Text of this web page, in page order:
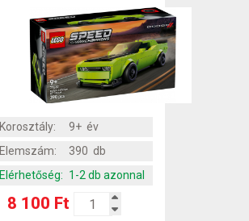
Korosztály:
9+ év
Elemszám:
390 db
Elérhetőség: 1-2 db azonnal
8 100 Ft